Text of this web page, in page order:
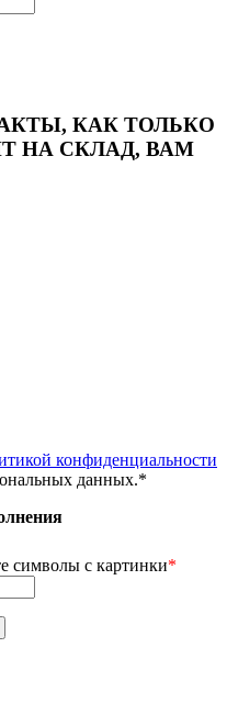
КАК ТОЛЬКО
НА СКЛАД, ВАМ
конфиденциальности
данных.*
символы с картинки*